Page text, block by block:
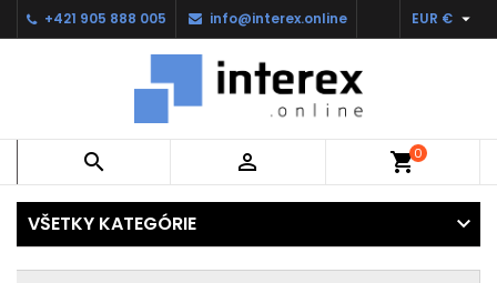
+421 905 888 005 info@interex.online EUR € 
  shopping_cart0
VŠETKY KATEGÓRIE